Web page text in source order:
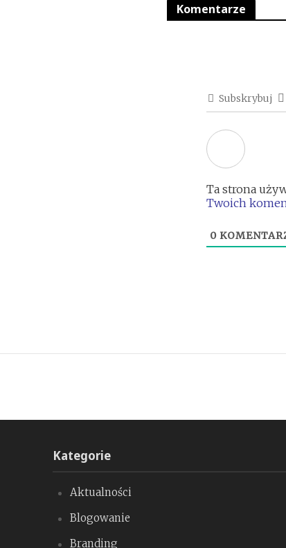
Komentarze
Subskrybuj
Ta strona
Twoich
0
Kategorie
Aktualności
Blogowanie
Branding